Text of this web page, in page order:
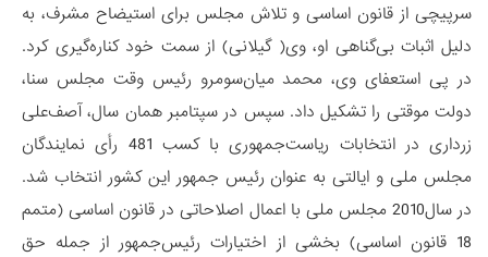
سرپیچی از قانون اساسی و تلاش مجلس برای استیضاح مشرف، به‌
دلیل اثبات بی‌گناهی‌ او، وی( گیلانی) از سمت خود کناره‌گیری کرد.
در پی استعفای وی، محمد میان‌سومرو رئیس وقت مجلس سنا،
دولت موقتی را تشکیل داد. سپس در سپتامبر همان سال، آصف‌علی
زرداری در انتخابات ریاست‌جمهوری با کسب 481 رأی نمایندگان
مجلس ملی و ایالتی به عنوان رئیس جمهور این کشور انتخاب شد.
در سال2010 مجلس ملی با اعمال اصلاحاتی در قانون اساسی (متمم
18 قانون اساسی) بخشی از اختیارات رئیس‌جمهور از جمله حق